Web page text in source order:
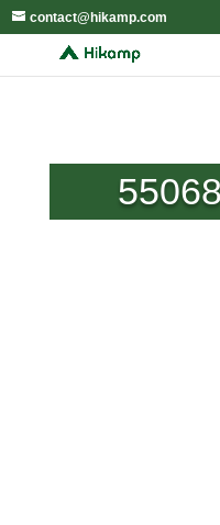
contact@hikamp.com